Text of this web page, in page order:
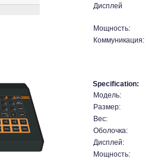
Дисплей
Мощность:
Коммуникация:
Specification:
Модель:
Размер:
Вес:
Оболочка:
Дисплей:
Мощность: